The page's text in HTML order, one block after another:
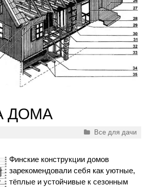
ДОМА
Рубрики
Все для дачи
Финские конструкции домов
зарекомендовали себя как уютные,
тёплые и устойчивые к сезонным